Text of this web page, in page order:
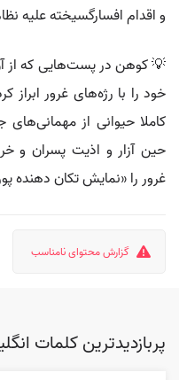
و اقدام افسارگسیخته علیه نظام ۱۳ ماه در زندان به
💡 کوهن در پست‌هایی که از
خود را با رژه‌های غرور
کاملا حیوانی از
حین آزار و اذیت پسران و
غرور را «نمایش تکان دهنده
گزارش محتوای نامناسب
پربازدیدترین کلمات